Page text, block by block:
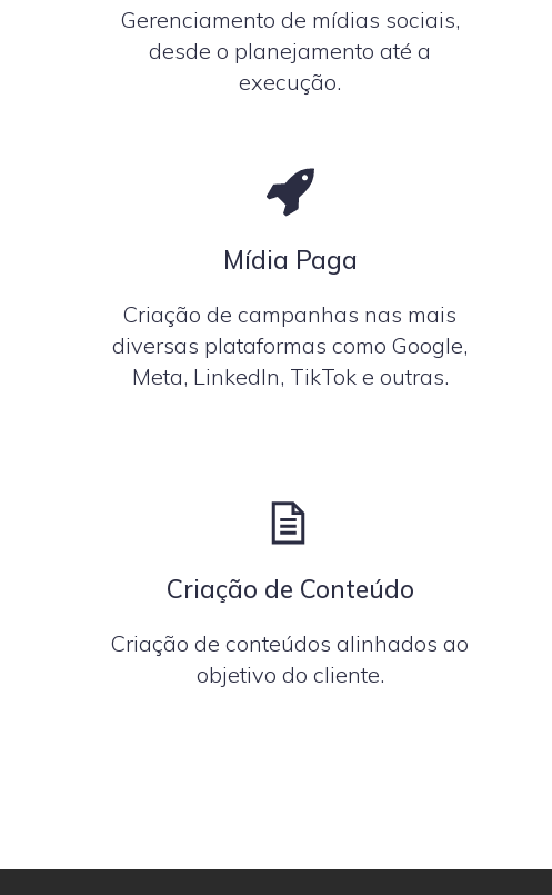
Gerenciamento de mídias sociais,
desde o planejamento até a
execução.
Mídia Paga
Criação de campanhas nas mais
diversas plataformas como Google,
Meta, LinkedIn, TikTok e outras.
Criação de Conteúdo
Criação de conteúdos alinhados ao
objetivo do cliente.